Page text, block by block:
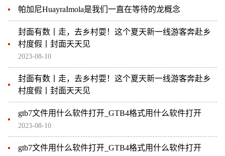
帕加尼HuayraImola是我们一直在等待的龙概念
封面有数丨走，去乡村耍！这个夏天新一线游客奔赴乡
村度假丨封面天天见
2023-08-10
封面有数丨走，去乡村耍！这个夏天新一线游客奔赴乡
村度假丨封面天天见
gtb7文件用什么软件打开_GTB4格式用什么软件打开
2023-08-10
gtb7文件用什么软件打开_GTB4格式用什么软件打开